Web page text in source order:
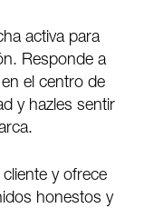
activa para
Responde a
el centro de
y hazles sentir
cliente y ofrece
honestos y